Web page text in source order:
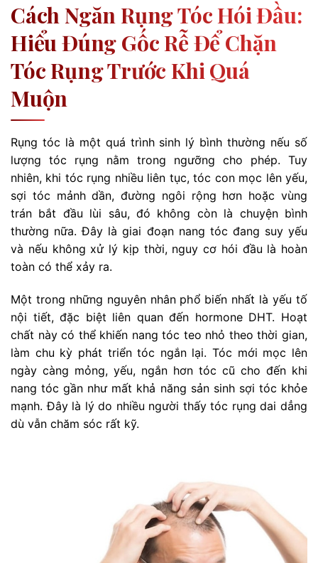
Cách Ngăn Rụng Tóc Hói Đầu:
Hiểu Đúng Gốc Rễ Để Chặn
Tóc Rụng Trước Khi Quá
Muộn
Rụng tóc là một quá trình sinh lý bình thường nếu số
lượng tóc rụng nằm trong ngưỡng cho phép. Tuy
nhiên, khi tóc rụng nhiều liên tục, tóc con mọc lên yếu,
sợi tóc mảnh dần, đường ngôi rộng hơn hoặc vùng
trán bắt đầu lùi sâu, đó không còn là chuyện bình
thường nữa. Đây là giai đoạn nang tóc đang suy yếu
và nếu không xử lý kịp thời, nguy cơ hói đầu là hoàn
toàn có thể xảy ra.
Một trong những nguyên nhân phổ biến nhất là yếu tố
nội tiết, đặc biệt liên quan đến hormone DHT. Hoạt
chất này có thể khiến nang tóc teo nhỏ theo thời gian,
làm chu kỳ phát triển tóc ngắn lại. Tóc mới mọc lên
ngày càng mỏng, yếu, ngắn hơn tóc cũ cho đến khi
nang tóc gần như mất khả năng sản sinh sợi tóc khỏe
mạnh. Đây là lý do nhiều người thấy tóc rụng dai dẳng
dù vẫn chăm sóc rất kỹ.